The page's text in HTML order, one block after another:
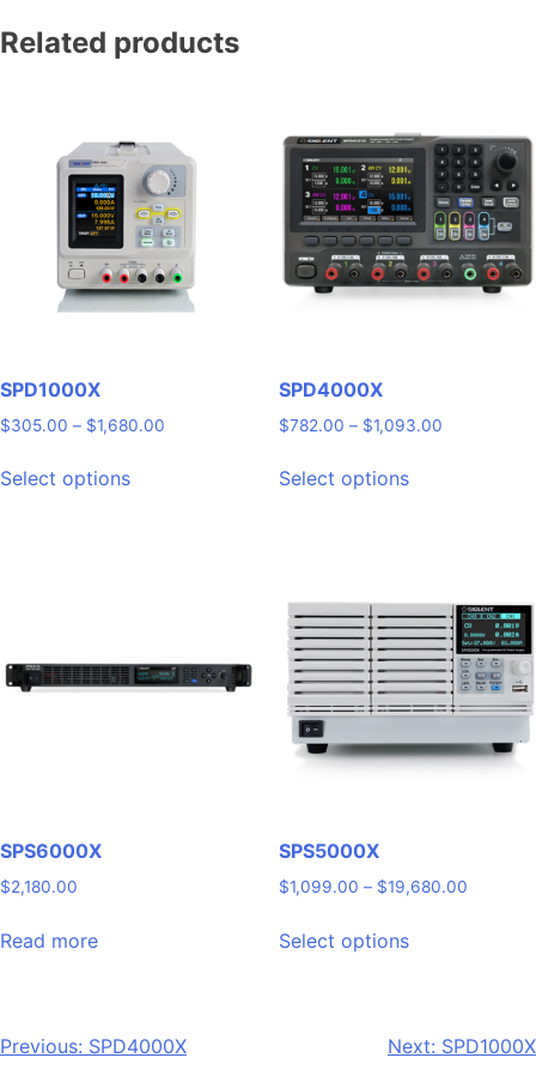
Related products
SPD1000X
$305.00 – $1,680.00
Select optionsproduct
may
be
SPD4000X
$782.00 – $1,093.00Price
Select optionsproduct
The
options
may
be
chosen
on
the
SPS6000X
$2,180.00
Read more
SPS5000X
$1,099.00 – $19,680.00Price
Select optionsproduct
variants.
Post
Previous: SPD4000X Next: SPD1000X